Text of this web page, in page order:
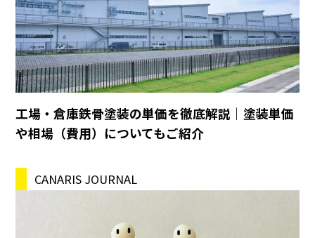
工場・倉庫鉄骨塗装の単価を徹底解説｜塗装単価
や相場（費用）についてもご紹介
CANARIS JOURNAL